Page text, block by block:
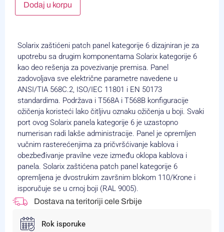
Dodaj u korpu
Solarix zaštićeni patch panel kategorije 6 dizajniran je za
upotrebu sa drugim komponentama Solarix kategorije 6
kao deo rešenja za povezivanje premisa. Panel
zadovoljava sve električne parametre navedene u
ANSI/TIA 568C.2, ISO/IEC 11801 i EN 50173
standardima. Podržava i T568A i T568B konfiguracije
ožičenja koristeći lako čitljivu oznaku ožičenja u boji. Svaki
port ovog Solarix panela kategorije 6 je uzastopno
numerisan radi lakše administracije. Panel je opremljen
vučnim rasterećenjima za pričvršćivanje kablova i
obezbeđivanje pravilne veze između oklopa kablova i
panela. Solarix zaštićena patch panel kategorije 6
opremljena je dvostrukim završnim blokom 110/Krone i
isporučuje se u crnoj boji (RAL 9005).
Dostava na teritoriji cele Srbije
Rok isporuke